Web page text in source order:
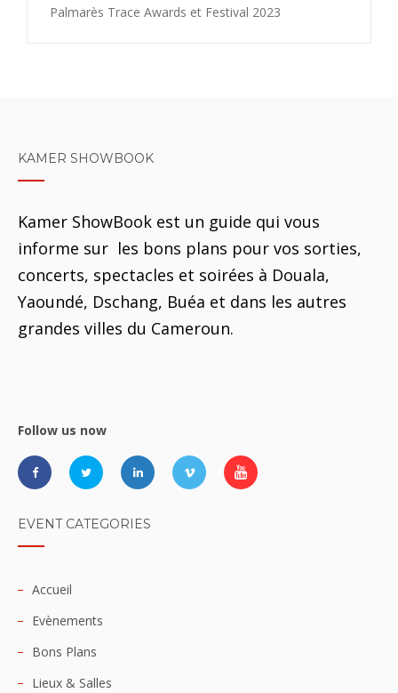
Palmarès Trace Awards et Festival 2023
KAMER SHOWBOOK
Kamer ShowBook est un guide qui vous
informe sur les bons plans pour vos sorties,
concerts, spectacles et soirées à Douala,
Yaoundé, Dschang, Buéa et dans les autres
grandes villes du Cameroun.
Follow us now
EVENT CATEGORIES
Accueil
Evènements
Bons Plans
Lieux & Salles